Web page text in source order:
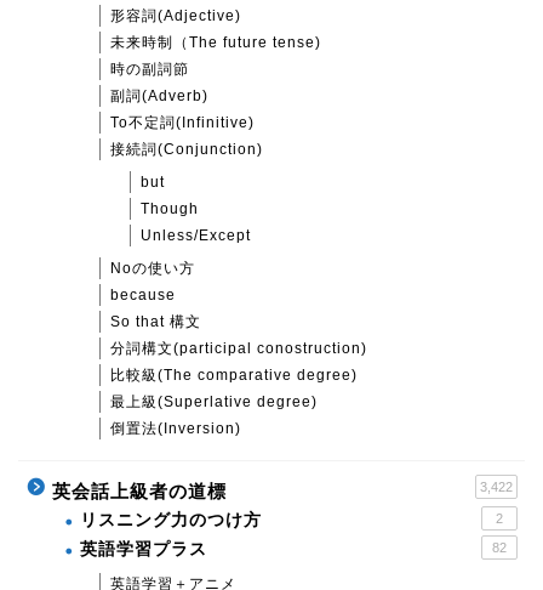
形容詞(Adjective)
未来時制（The future tense)
時の副詞節
副詞(Adverb)
To不定詞(Infinitive)
接続詞(Conjunction)
but
Though
Unless/Except
Noの使い方
because
So that 構文
分詞構文(participal conostruction)
比較級(The comparative degree)
最上級(Superlative degree)
倒置法(Inversion)
英会話上級者の道標 3,422
リスニング力のつけ方 2
英語学習プラス 82
英語学習＋アニメ